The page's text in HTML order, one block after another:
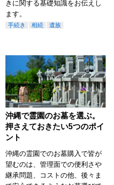
きに関する基礎知識をお伝えし
ます。
手続き 相続 遺族
沖縄で霊園のお墓を選ぶ。
押さえておきたい5つのポイ
ント
沖縄の霊園でのお墓購入で皆が
望むのは、管理面での便利さや
継承問題、コストの他、後々ま